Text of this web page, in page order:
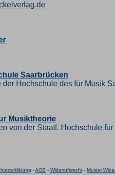
Saarbrücken
der Hochschule des für Musik
Musiktheorie
von der Staatl. Hochschule
-AGB - Widerrufsrecht - Muster-